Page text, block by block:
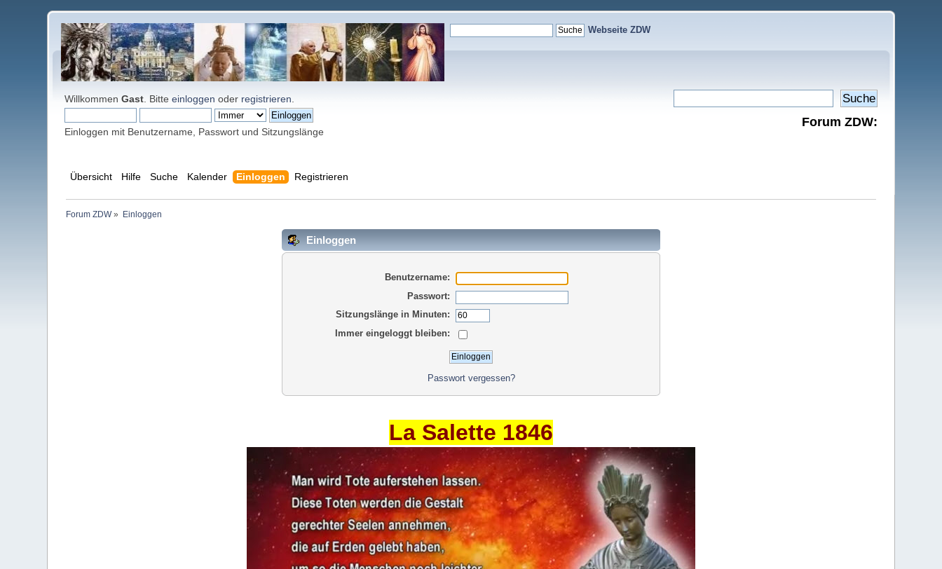
Webseite ZDW
WillkommenGast . Bitteeinloggen oder registrieren
Einloggen mit Benutzername, Passwort und Sitzungslänge
Forum ZDW:
Übersicht Hilfe Suche Kalender Einloggen Registrieren
Forum ZDW» Einloggen
Einloggen
Benutzername:
Passwort:
Sitzungslänge in Minuten:
Immer eingeloggt bleiben:
Passwort vergessen?
La Salette 1846